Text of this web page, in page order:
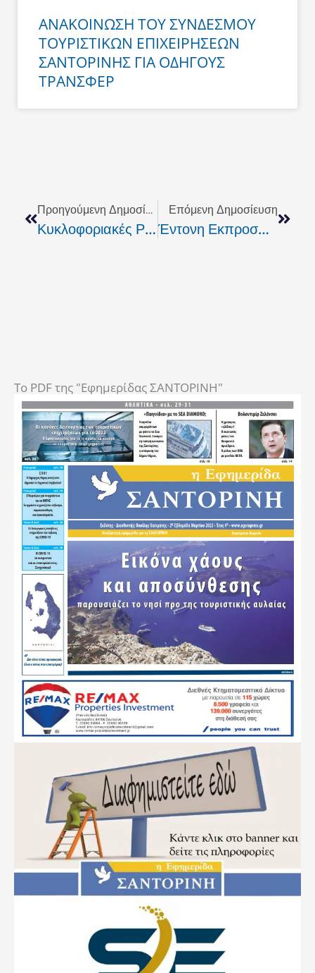
ΑΝΑΚΟΙΝΩΣΗ ΤΟΥ ΣΥΝΔΕΣΜΟΥ
ΤΟΥΡΙΣΤΙΚΩΝ ΕΠΙΧΕΙΡΗΣΕΩΝ
ΣΑΝΤΟΡΙΝΗΣ ΓΙΑ ΟΔΗΓΟΥΣ
ΤΡΑΝΣΦΕΡ
Προηγούμενη Δημοσίευση
Κυκλοφοριακές Ρυθμίσεις Στον Πύργο Δευτέρα 8/11
Επόμενη Δημοσίευση
Έντονη Εκπροσώπηση Της Επιχειρηματικότητας Της Σαντορίνης Στην ΕΣΕΕ
To PDF της "Εφημερίδας ΣΑΝΤΟΡΙΝΗ"